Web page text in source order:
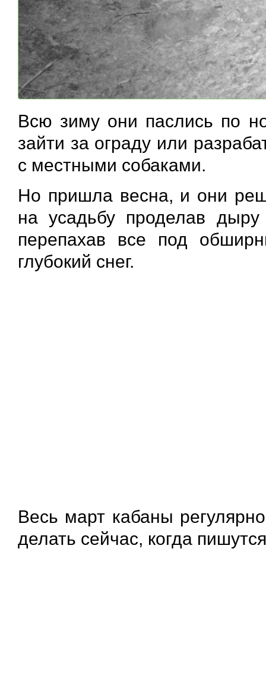
Всю зиму они паслись по
зайти за ограду или
с местными собаками.
Но пришла весна, и они
на усадьбу проделав
перепахав все под
глубокий снег.
Весь март кабаны
делать сейчас, когда